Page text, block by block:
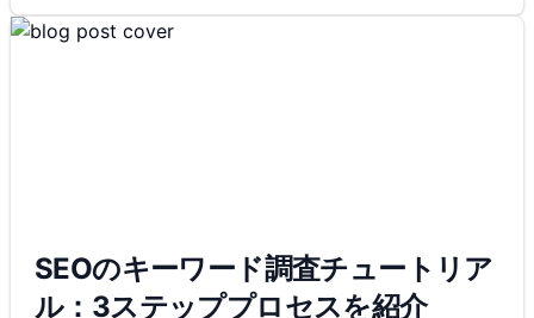
SEOのキーワード調査チュートリア
ル：3ステッププロセスを紹介